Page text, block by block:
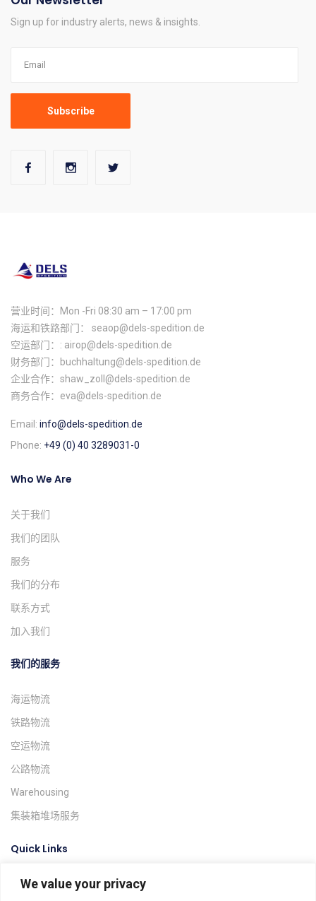
We value your privacy
Sign up for industry alerts, news & insights.
营业时间：Mon -Fri 08:30 am – 17:00 pm
海运和铁路部门： seaop@dels-spedition.de
空运部门：: airop@dels-spedition.de
财务部门：buchhaltung@dels-spedition.de
企业合作：shaw_zoll@dels-spedition.de
商务合作：eva@dels-spedition.de
Email: info@dels-spedition.de
Phone: +49 (0) 40 3289031-0
Who We Are
关于我们
我们的团队
服务
我们的分布
联系方式
加入我们
我们的服务
海运物流
铁路物流
空运物流
公路物流
Warehousing
集装箱堆场服务
Quick Links
询价系统